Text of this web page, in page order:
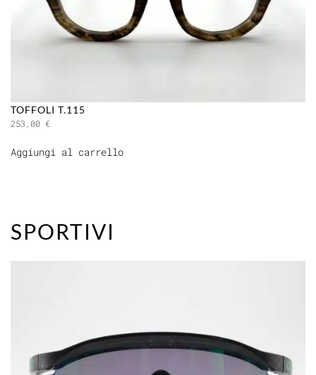
TOFFOLI T.115
253,00 €
Aggiungi al carrello
SPORTIVI